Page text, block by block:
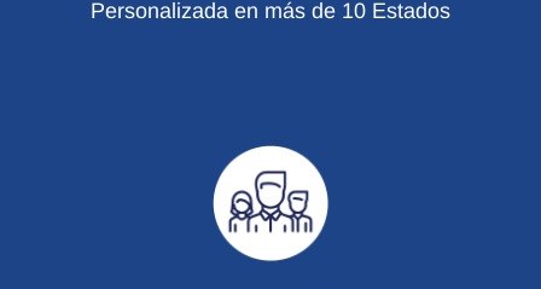
Personalizada en más de 10 Estados